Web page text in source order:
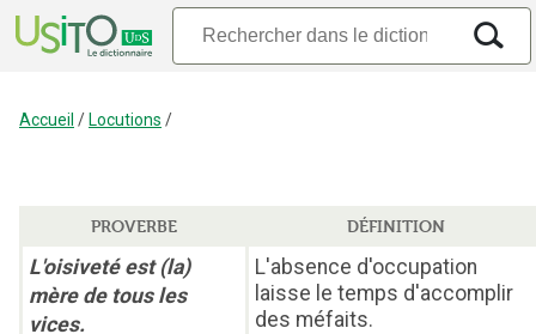
Accueil /Locutions /
PROVERBE DÉFINITION
L'oisiveté est (la)
mère de tous les
vices.
L'absence d'occupation
laisse le temps d'accomplir
des méfaits.